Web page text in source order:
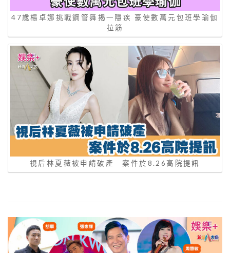
47歲楊卓娜挑戰鋼管舞揭一隱疾 豪使數萬元包班學瑜伽
拉筋
視后林夏薇被申請破產 案件於8.26高院提訊